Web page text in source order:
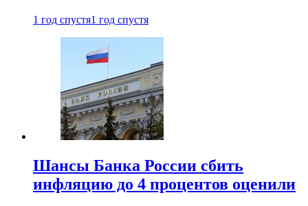
1 год спустя1 год спустя
Шансы Банка России сбить
инфляцию до 4 процентов оценили